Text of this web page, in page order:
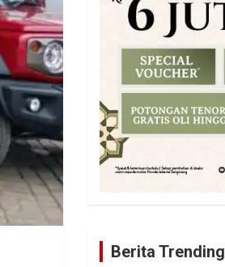
Berita Trending